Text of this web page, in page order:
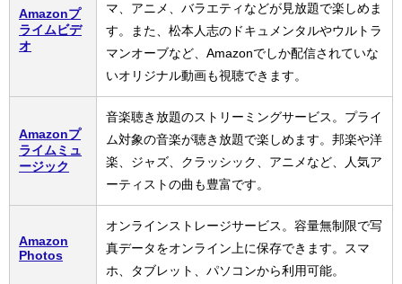
Amazonプ
ライムビデ
オ
マ、アニメ、バラエティなどが見放題で楽しめま
す。また、松本人志のドキュメンタルやウルトラ
マンオーブなど、Amazonでしか配信されていな
いオリジナル動画も視聴できます。
Amazonプ
ライムミュ
ージック
音楽聴き放題のストリーミングサービス。プライ
ム対象の音楽が聴き放題で楽しめます。邦楽や洋
楽、ジャズ、クラッシック、アニメなど、人気ア
ーティストの曲も豊富です。
Amazon
Photos
オンラインストレージサービス。容量無制限で写
真データをオンライン上に保存できます。スマ
ホ、タブレット、パソコンから利用可能。